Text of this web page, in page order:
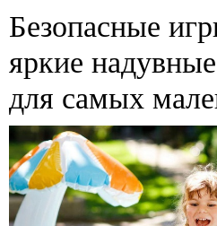
Безопасные
яркие
для самых